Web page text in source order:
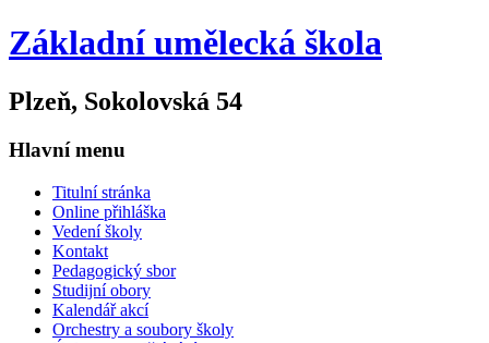
Základní umělecká škola
Plzeň, Sokolovská 54
Hlavní menu
Titulní stránka
Online přihláška
Vedení školy
Kontakt
Pedagogický sbor
Studijní obory
Kalendář akcí
Orchestry a soubory školy